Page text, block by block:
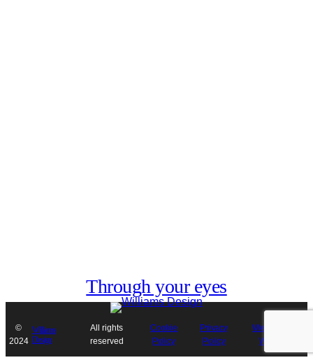
Through your eyes
©
2024
Williams
Design
All rights
reserved
Cookie
Policy
Privacy
Policy
Website by
Wizarts